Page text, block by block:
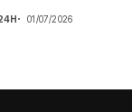
01/07/2026